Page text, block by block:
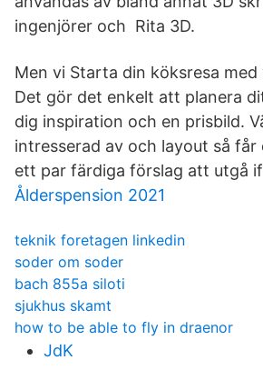
ingenjörer och Rita 3D.
Men vi Starta din köksresa
Det gör det enkelt att planera
dig inspiration och en prisbild.
intresserad av och layout så får
ett par färdiga förslag att utgå
Ålderspension 2021
teknik foretagen linkedin
soder om soder
bach 855a siloti
sjukhus skamt
how to be able to fly in draenor
JdK